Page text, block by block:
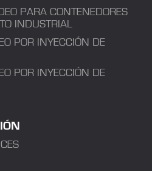
PARA CONTENEDORES
INDUSTRIAL
POR INYECCIÓN DE
POR INYECCIÓN DE